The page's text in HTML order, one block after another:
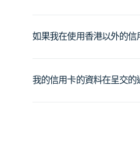
如果我在使用香港以外的
我的信用卡的資料在呈交的